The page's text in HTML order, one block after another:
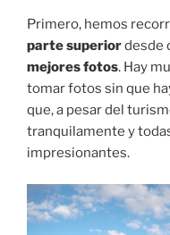
Primero, hemos
parte superiordesde
mejores fotos. Hay
tomar fotos sin que
que, a pesar del
tranquilamente y
impresionantes.